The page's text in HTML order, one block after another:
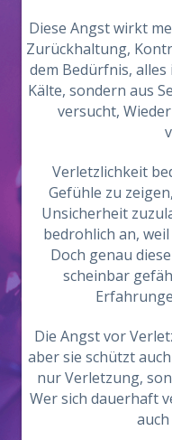
Diese Angst wirkt
Zurückhaltung,
dem Bedürfnis,
Kälte, sondern aus
versucht,
Verletzlichkeit
Gefühle zu
Unsicherheit
bedrohlich an,
Doch genau
scheinbar
Die Angst vor
aber sie schützt
nur Verletzung,
Wer sich dauerhaft